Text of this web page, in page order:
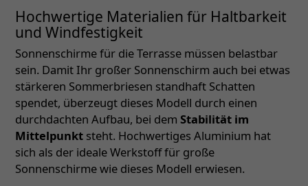
Hochwertige Materialien für Haltbarkeit
und Windfestigkeit
Sonnenschirme für die Terrasse müssen belastbar
sein. Damit Ihr großer Sonnenschirm auch bei etwas
stärkeren Sommerbriesen standhaft Schatten
spendet, überzeugt dieses Modell durch einen
durchdachten Aufbau, bei dem Stabilität im
Mittelpunkt steht. Hochwertiges Aluminium hat
sich als der ideale Werkstoff für große
Sonnenschirme wie dieses Modell erwiesen.